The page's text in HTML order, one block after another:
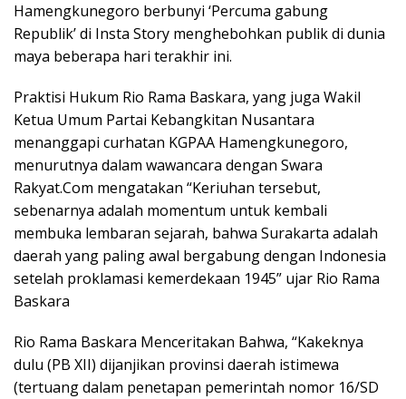
Hamengkunegoro berbunyi ‘Percuma gabung
Republik’ di Insta Story menghebohkan publik di dunia
maya beberapa hari terakhir ini.
Praktisi Hukum Rio Rama Baskara, yang juga Wakil
Ketua Umum Partai Kebangkitan Nusantara
menanggapi curhatan KGPAA Hamengkunegoro,
menurutnya dalam wawancara dengan Swara
Rakyat.Com mengatakan “Keriuhan tersebut,
sebenarnya adalah momentum untuk kembali
membuka lembaran sejarah, bahwa Surakarta adalah
daerah yang paling awal bergabung dengan Indonesia
setelah proklamasi kemerdekaan 1945” ujar Rio Rama
Baskara
Rio Rama Baskara Menceritakan Bahwa, “Kakeknya
dulu (PB XII) dijanjikan provinsi daerah istimewa
(tertuang dalam penetapan pemerintah nomor 16/SD